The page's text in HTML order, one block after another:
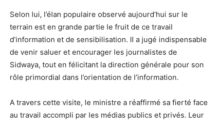
Selon lui, l’élan populaire observé aujourd’hui sur le
terrain est en grande partie le fruit de ce travail
d’information et de sensibilisation. Il a jugé indispensable
de venir saluer et encourager les journalistes de
Sidwaya, tout en félicitant la direction générale pour son
rôle primordial dans l’orientation de l’information.
A travers cette visite, le ministre a réaffirmé sa fierté face
au travail accompli par les médias publics et privés. Leur